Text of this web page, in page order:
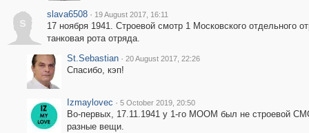
s
slava6508 · 19 August 2017, 16:11
17 ноября 1941. Строевой смотр 1 Московского отдельного
танковая рота отряда.
St.Sebastian · 20 August 2017, 22:26
Спасибо, кэп!
Izmaylovec · 5 October 2019, 20:50
Во-первых, 17.11.1941 у 1-го МООМ был не строевой
разные вещи.